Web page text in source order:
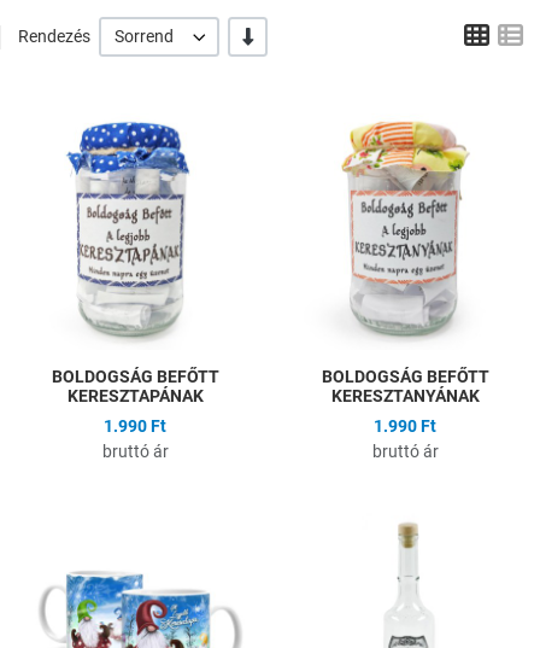
Rendezés Sorrend -/+ Grid
Hozzáadás a kívánságlistához
Összehasonlítás
BOLDOGSÁG BEFŐTT
KERESZTAPÁNAK
1.990 Ft
bruttó ár
BOLDOGSÁG BEFŐTT
KERESZTANYÁNAK
1.990 Ft
bruttó ár
Hozzáadás a kívánságlistához